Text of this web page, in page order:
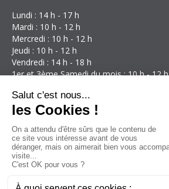
Lundi : 14 h - 17 h
Mardi : 10 h - 12 h
Mercredi : 10 h - 12 h
Jeudi : 10 h - 12 h
Vendredi : 14 h - 18 h
1er et 3ème Samedi du mois : 10 h - 12 h
Mairie d'Étalans
3 Rue des Granges
25580 Étalans
France